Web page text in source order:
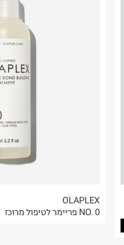
OLAPLEX
NO. 0 פריימר לטיפול מרוכז